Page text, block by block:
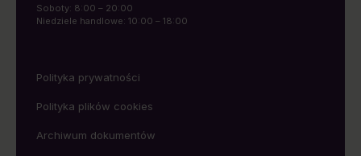
Soboty: 8:00 – 20:00
Niedziele handlowe: 10:00 – 18:00
Polityka prywatności
Polityka plików cookies
Archiwum dokumentów